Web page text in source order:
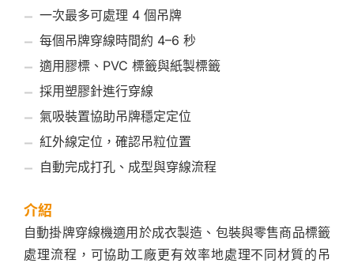
一次最多可處理 4 個吊牌
每個吊牌穿線時間約 4–6 秒
適用膠標、PVC 標籤與紙製標籤
採用塑膠針進行穿線
氣吸裝置協助吊牌穩定定位
紅外線定位，確認吊粒位置
自動完成打孔、成型與穿線流程
介紹
自動掛牌穿線機適用於成衣製造、包裝與零售商品標籤
處理流程，可協助工廠更有效率地處理不同材質的吊